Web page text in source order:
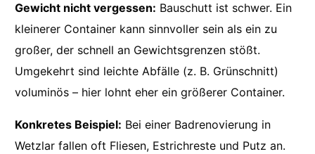
Gewicht nicht vergessen: Bauschutt ist schwer. Ein
kleinerer Container kann sinnvoller sein als ein zu
großer, der schnell an Gewichtsgrenzen stößt.
Umgekehrt sind leichte Abfälle (z. B. Grünschnitt)
voluminös – hier lohnt eher ein größerer Container.
Konkretes Beispiel: Bei einer Badrenovierung in
Wetzlar fallen oft Fliesen, Estrichreste und Putz an.